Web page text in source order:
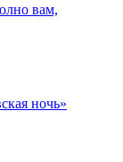
вам,
ночь»